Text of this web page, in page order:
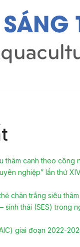
canh theo công
nghiệp” lần thứ
chân trắng siêu
thái (SES) trong
giai đoạn 2022-